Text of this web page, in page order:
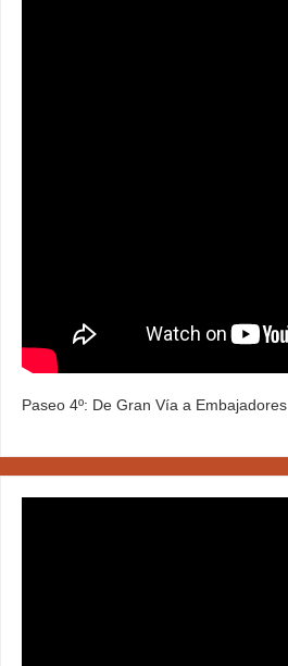
Paseo 4º: De Gran Vía a Embajadores